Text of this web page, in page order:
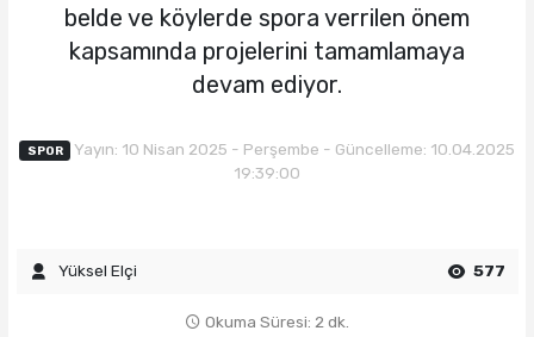
belde ve köylerde spora verrilen önem
kapsamında projelerini tamamlamaya
devam ediyor.
SPOR
Yayın: 10 Nisan 2025 - Perşembe - Güncelleme: 10.04.2025
19:39:00
Yüksel Elçi 577
Okuma Süresi: 2 dk.